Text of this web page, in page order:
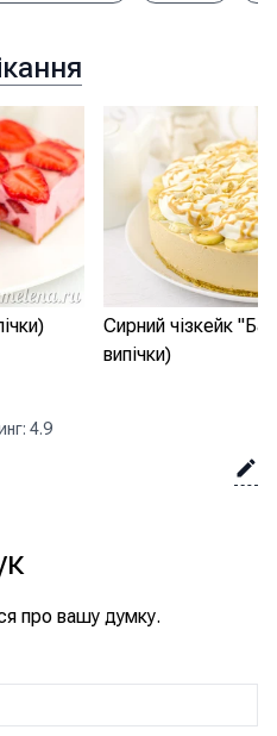
Сирний чізкейк
випічки)
: 4.9
про вашу думку.